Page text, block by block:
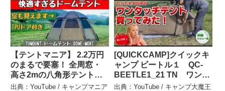
4シー – 解決ガジェット
【テントマニア】 2.2万円
のまるで要塞！ 全周窓・
高さ2mの八角形テントを
徹底レビュー – キャンプマ
出典：YouTube / キャンプマニア
[QUICKCAMP]クイックキ
ャンプ ビートル１ QC-
BEETLE1_21 TN ワンタ
ッチソロテントレビュー –
出典：YouTube / キャンプ大魔王